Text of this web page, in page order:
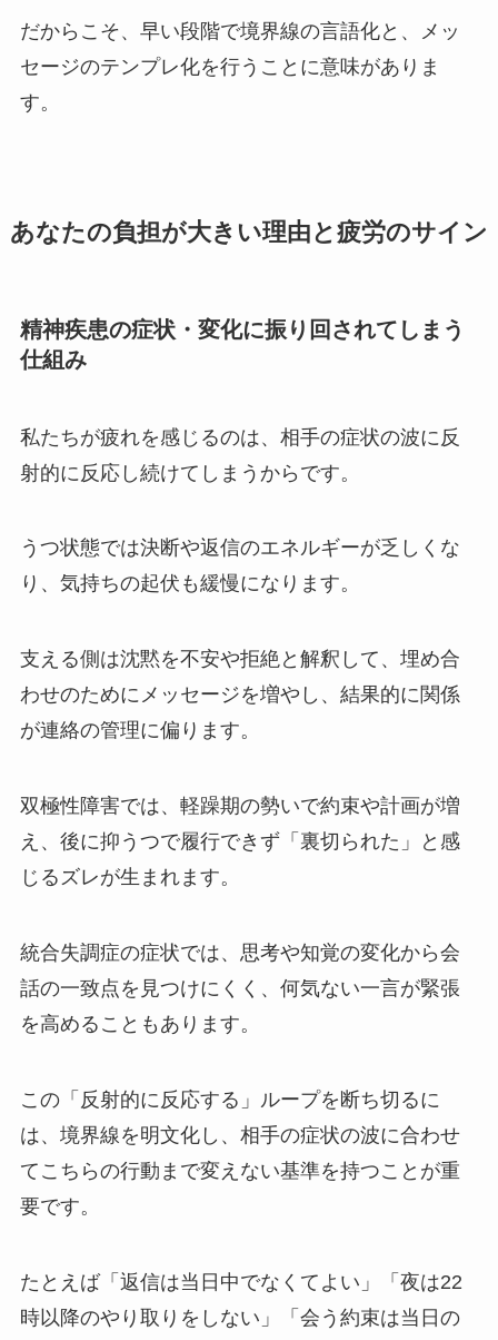
だからこそ、早い段階で境界線の言語化と、メッ
セージのテンプレ化を行うことに意味がありま
す。
あなたの負担が大きい理由と疲労のサイン
精神疾患の症状・変化に振り回されてしまう
仕組み
私たちが疲れを感じるのは、相手の症状の波に反
射的に反応し続けてしまうからです。
うつ状態では決断や返信のエネルギーが乏しくな
り、気持ちの起伏も緩慢になります。
支える側は沈黙を不安や拒絶と解釈して、埋め合
わせのためにメッセージを増やし、結果的に関係
が連絡の管理に偏ります。
双極性障害では、軽躁期の勢いで約束や計画が増
え、後に抑うつで履行できず「裏切られた」と感
じるズレが生まれます。
統合失調症の症状では、思考や知覚の変化から会
話の一致点を見つけにくく、何気ない一言が緊張
を高めることもあります。
この「反射的に反応する」ループを断ち切るに
は、境界線を明文化し、相手の症状の波に合わせ
てこちらの行動まで変えない基準を持つことが重
要です。
たとえば「返信は当日中でなくてよい」「夜は22
時以降のやり取りをしない」「会う約束は当日の